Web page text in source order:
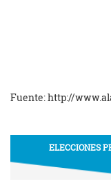
Fuente: http://
ELECCIONES